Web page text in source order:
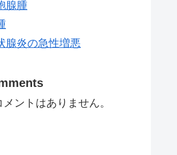
腺腫
腺炎の急性増悪
ントはありません。